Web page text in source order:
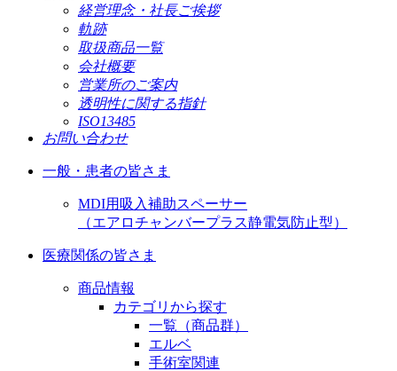
経営理念・社長ご挨拶
軌跡
取扱商品一覧
会社概要
営業所のご案内
透明性に関する指針
ISO13485
お問い合わせ
一般・患者の皆さま
MDI用吸入補助スペーサー
（エアロチャンバープラス静電気防止型）
医療関係の皆さま
商品情報
カテゴリから探す
一覧（商品群）
エルベ
手術室関連